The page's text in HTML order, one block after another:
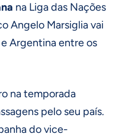
na Liga das Nações
Angelo Marsiglia vai
Argentina entre os
na temporada
pelo seu país.
do vice-